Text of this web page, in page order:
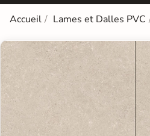
Accueil Lames et Dalles PVC